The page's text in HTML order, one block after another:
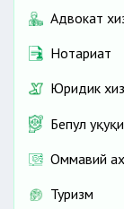
Адвокат
Нотариат
Юридик
Бепул
Оммавий
Туризм